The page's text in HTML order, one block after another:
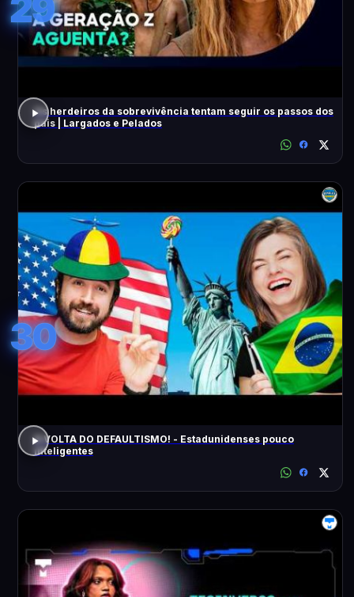
29
Os herdeiros da sobrevivência tentam seguir os passos dos
pais | Largados e Pelados
30
A VOLTA DO DEFAULTISMO! - Estadunidenses pouco
inteligentes